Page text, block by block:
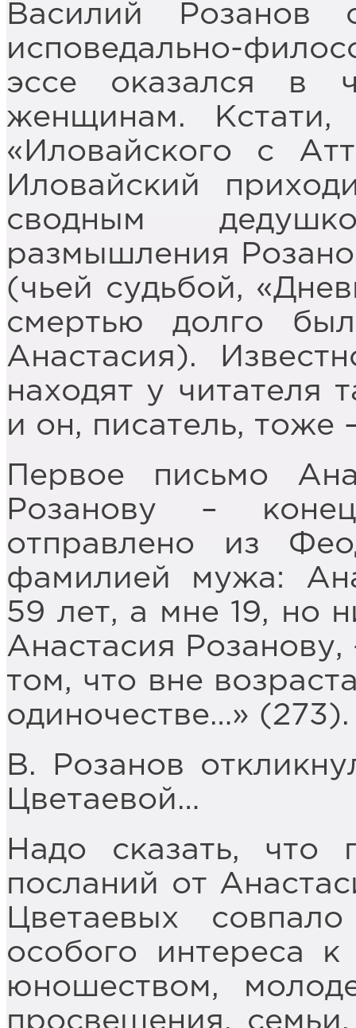
Василий Розанов
исповедально-
эссе оказался в
женщинам. Кстати,
«Иловайского с
Иловайский
сводным
размышления
(чьей судьбой,
смертью долго
Анастасия).
находят у читателя
и он, писатель, тоже
Первое письмо
Розанову –
отправлено из
фамилией мужа:
59 лет, а мне 19, но
Анастасия
том, что вне
одиночестве…» (273).
В. Розанов
Цветаевой…
Надо сказать, что
посланий от
Цветаевых
особого интереса
юношеством,
просвещения,